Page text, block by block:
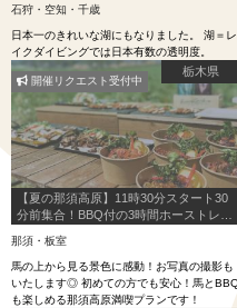
能）
石狩・空知・千歳
日本一のきれいな湖にもなりました。 湖＝レ
イクダイビングでは日本有数の透明度。
栃木県
【夏の那須高原】11時30分スタート30
分前集合！BBQ付の3時間ホーストレッ
那須・板室
馬の上から見る景色に感動！お写真の撮影も
いたします◎ 初めての方でも安心！馬とBBQ
も楽しめる那須高原満喫プランです！
開催リクエスト受付中